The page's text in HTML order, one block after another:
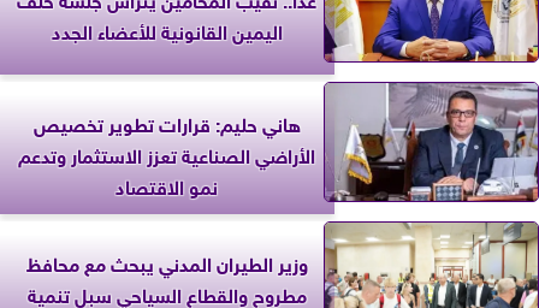
اليمين القانونية للأعضاء الجدد
هاني حليم: قرارات تطوير تخصيص
الأراضي الصناعية تعزز الاستثمار وتدعم
نمو الاقتصاد
وزير الطيران المدني يبحث مع محافظ
مطروح والقطاع السياحي سبل تنمية